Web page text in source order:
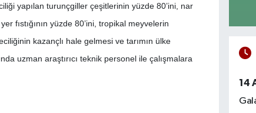
yapılan turunçgiller çeşitlerinin yüzde 80’ini, nar
fıstığının yüzde 80’ini, tropikal meyvelerin
kazançlı hale gelmesi ve tarımın ülke
uzman araştırıcı teknik personel ile çalışmalara
14